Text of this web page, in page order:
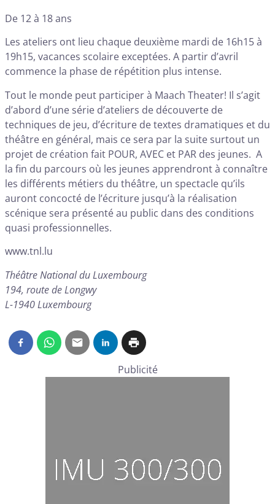
De 12 à 18 ans
Les ateliers ont lieu chaque deuxième mardi de 16h15 à
19h15, vacances scolaire exceptées. A partir d’avril
commence la phase de répétition plus intense.
Tout le monde peut participer à Maach Theater! Il s’agit
d’abord d’une série d’ateliers de découverte de
techniques de jeu, d’écriture de textes dramatiques et du
théâtre en général, mais ce sera par la suite surtout un
projet de création fait POUR, AVEC et PAR des jeunes. A
la fin du parcours où les jeunes apprendront à connaître
les différents métiers du théâtre, un spectacle qu’ils
auront concocté de l’écriture jusqu’à la réalisation
scénique sera présenté au public dans des conditions
quasi professionnelles.
www.tnl.lu
Théâtre National du Luxembourg
194, route de Longwy
L-1940 Luxembourg
Publicité